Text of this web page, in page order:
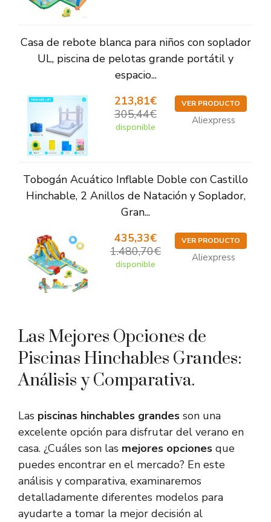
Casa de rebote blanca para niños con soplador
UL, piscina de pelotas grande portátil y
espacio...
213,81€
305,44€
disponible
VER PRODUCTO
Aliexpress
Tobogán Acuático Inflable Doble con Castillo
Hinchable, 2 Anillos de Natación y Soplador,
Gran...
435,33€
1.480,70€
disponible
VER PRODUCTO
Aliexpress
Las Mejores Opciones de
Piscinas Hinchables Grandes:
Análisis y Comparativa.
Las piscinas hinchables grandes son una
excelente opción para disfrutar del verano en
casa. ¿Cuáles son las mejores opciones que
puedes encontrar en el mercado? En este
análisis y comparativa, examinaremos
detalladamente diferentes modelos para
ayudarte a tomar la mejor decisión al